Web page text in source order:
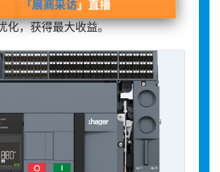
此您可充分挖掘电气系统的潜力，
化，获得最大收益。